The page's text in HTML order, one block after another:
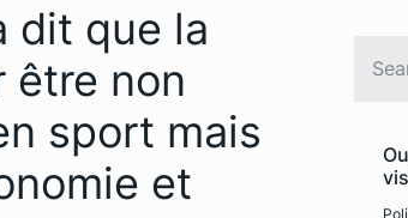
dit que la
être non
sport mais
et